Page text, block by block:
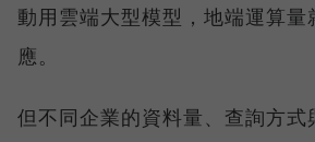
動用雲端大型模型，地端運算量
應。
但不同企業的資料量、查詢方式